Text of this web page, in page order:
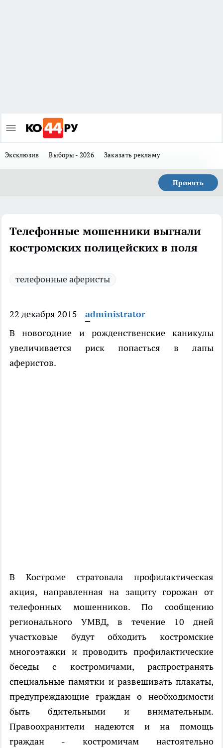
Эксклюзив Выборы - 2026 Заказать рекламу
Принять
Телефонные мошенники выгнали
костромских полицейских в поля
телефонные аферисты
22 декабря 2015
administrator
В новогодние и рожденственские каникулы
увеличивается риск попасться в лапы
аферистов.
В Костроме стратовала профилактическая
акция, направленная на защиту горожан от
телефонных мошенников. По сообщению
регионального УМВД, в течение 10 дней
участковые будут обходить костромские
многоэтажки и проводить профилактические
беседы с костромичами, распространять
специальные памятки и развешивать плакаты,
предупреждающие граждан о необходимости
быть бдительными и внимательным.
Правоохранители надеются и на помощь
граждан - костромичам настоятельно